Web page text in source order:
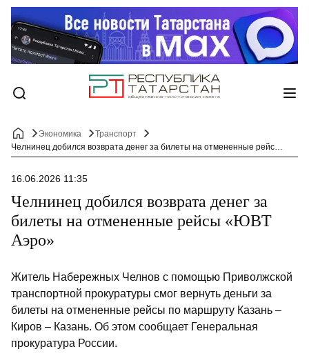
Экономика
Транспорт
Челнинец добился возврата денег за билеты на отмененные рейсы «ЮВТ Аэро»
16.06.2026 11:35
Челнинец добился возврата денег за
билеты на отмененные рейсы «ЮВТ
Аэро»
Житель Набережных Челнов с помощью Приволжской
транспортной прокуратуры смог вернуть деньги за
билеты на отмененные рейсы по маршруту Казань –
Киров – Казань. Об этом сообщает Генеральная
прокуратура России.